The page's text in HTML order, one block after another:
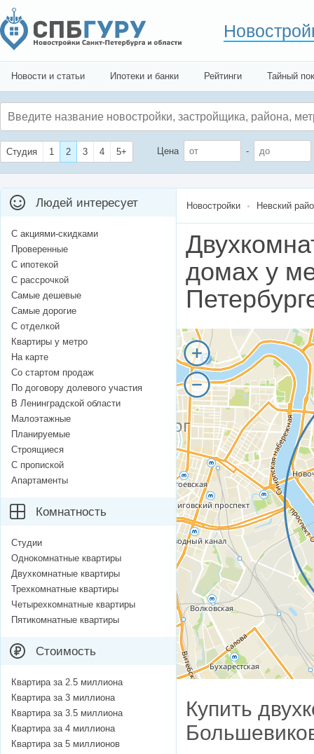
Новости и статьи Ипотеки и банки Рейтинги Тайный
Студия 1 2 3 4 5+ Цена -
Новостройки Невский
домах у
Купить
Людей интересует
С акциями-скидками
Проверенные
С ипотекой
С рассрочкой
Самые дешевые
Самые дорогие
С отделкой
Квартиры у метро
На карте
Со стартом продаж
По договору долевого участия
В Ленинградской области
Малоэтажные
Планируемые
Строящиеся
С пропиской
Апартаменты
Комнатность
Студии
Однокомнатные квартиры
Двухкомнатные квартиры
Трехкомнатные квартиры
Четырехкомнатные квартиры
Пятикомнатные квартиры
Стоимость
Квартира за 2.5 миллиона
Квартира за 3 миллиона
Квартира за 3.5 миллиона
Квартира за 4 миллиона
Квартира за 5 миллионов